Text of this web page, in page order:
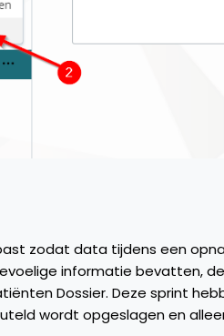
zodat data tijdens een
informatie bevatten,
Dossier. Deze sprint
wordt opgeslagen en